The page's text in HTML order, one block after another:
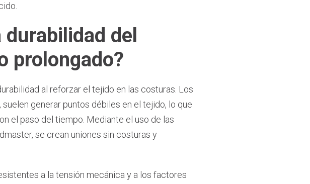
del
prolongado?
al reforzar el tejido en las costuras. Los
generar puntos débiles en el tejido, lo que
el paso del tiempo. Mediante el uso de las
se crean uniones sin costuras y
a la tensión mecánica y a los factores